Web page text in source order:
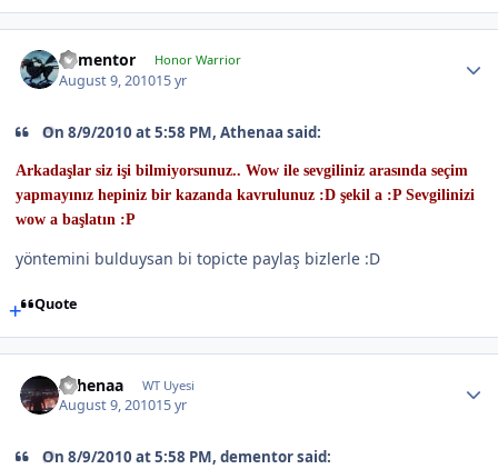
dementor Honor Warrior
August 9, 201015 yr
On 8/9/2010 at 5:58 PM, Athenaa said:
Arkadaşlar siz işi bilmiyorsunuz.. Wow ile sevgiliniz arasında seçim
yapmayınız hepiniz bir kazanda kavrulunuz :D şekil a :P Sevgilinizi
wow a başlatın :P
yöntemini bulduysan bi topicte paylaş bizlerle :D
Quote
Athenaa WT Uyesi
August 9, 201015 yr
On 8/9/2010 at 5:58 PM, dementor said: